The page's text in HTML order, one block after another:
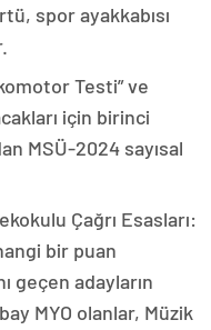
spor ayakkabısı
Testi” ve
için birinci
MSÜ-2024 sayısal
Çağrı Esasları:
bir puan
geçen adayların
MYO olanlar, Müzik